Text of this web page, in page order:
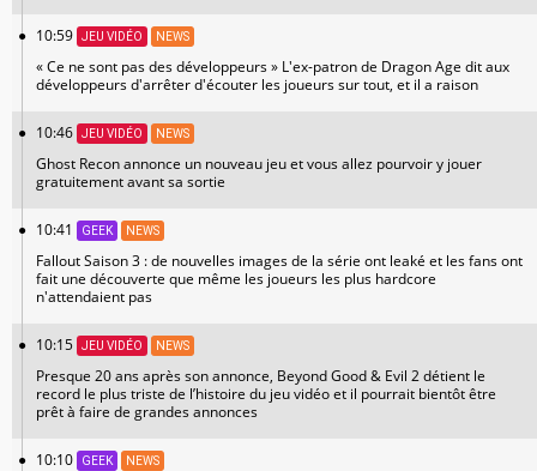
10:59 JEU VIDÉO NEWS
« Ce ne sont pas des développeurs » L'ex-patron de Dragon Age dit aux
développeurs d'arrêter d'écouter les joueurs sur tout, et il a raison
10:46 JEU VIDÉO NEWS
Ghost Recon annonce un nouveau jeu et vous allez pourvoir y jouer
gratuitement avant sa sortie
10:41 GEEK NEWS
Fallout Saison 3 : de nouvelles images de la série ont leaké et les fans ont
fait une découverte que même les joueurs les plus hardcore
n'attendaient pas
10:15 JEU VIDÉO NEWS
Presque 20 ans après son annonce, Beyond Good & Evil 2 détient le
record le plus triste de l’histoire du jeu vidéo et il pourrait bientôt être
prêt à faire de grandes annonces
10:10 GEEK NEWS